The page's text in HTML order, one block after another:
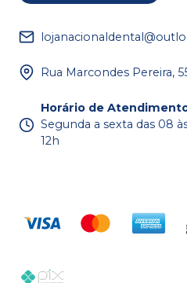
Rua Marcondes Pereira,
Horário de
Segunda a sexta das 08
12h